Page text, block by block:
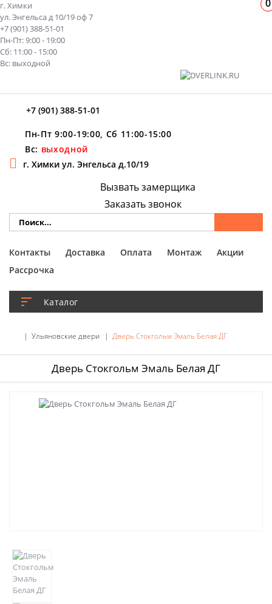
г. Химки
ул. Энгельса д 10/19 оф 7
+7 (901) 388-51-01
Пн-Пт: 9:00 - 19:00
Сб: 11:00 - 15:00
Вс: выходной
+7 (901) 388-51-01
Пн-Пт 9:00-19:00, Сб 11:00-15:00
Вс: выходной
г. Химки ул. Энгельса д.10/19
Каталог
Вызвать замерщика
Заказать звонок
Контакты Доставка Оплата Монтаж
Акции
Рассрочка
Ульяновские двери Дверь Стокгольм Эмаль Белая ДГ
Дверь Стокгольм Эмаль Белая ДГ
0